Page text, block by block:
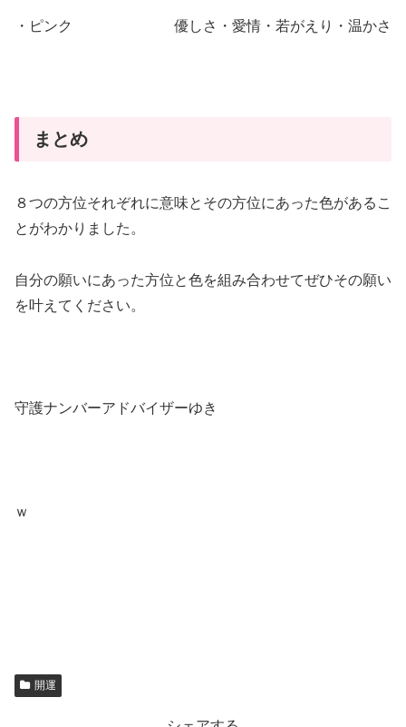
・ピンク 優しさ・愛情・若がえり・温かさ
まとめ
８つの方位それぞれに意味とその方位にあった色があるこ
とがわかりました。
自分の願いにあった方位と色を組み合わせてぜひその願い
を叶えてください。
守護ナンバーアドバイザーゆき
ｗ
開運